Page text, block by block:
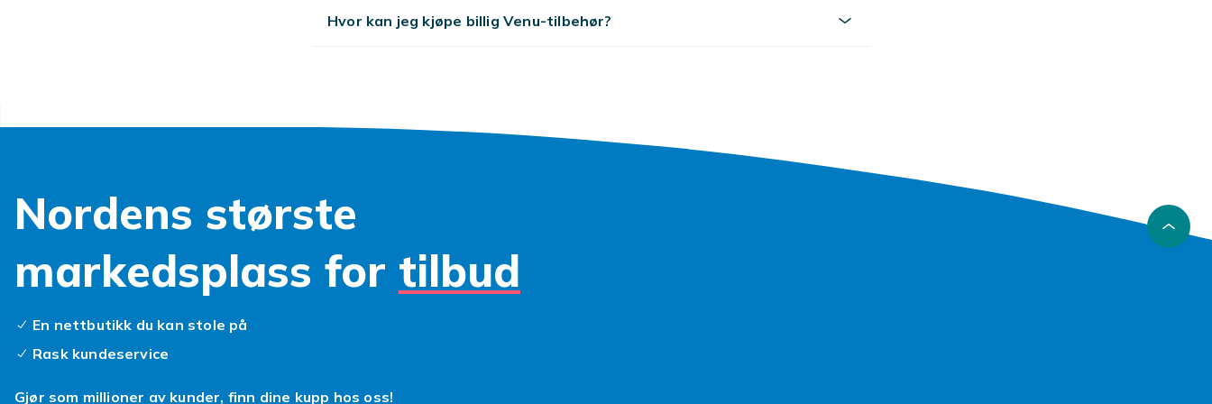
Hvor kan jeg kjøpe billig Venu-tilbehør?
Nordens største
markedsplass for tilbud
En nettbutikk du kan stole på
Rask kundeservice
Gjør som millioner av kunder, finn dine kupp hos oss!